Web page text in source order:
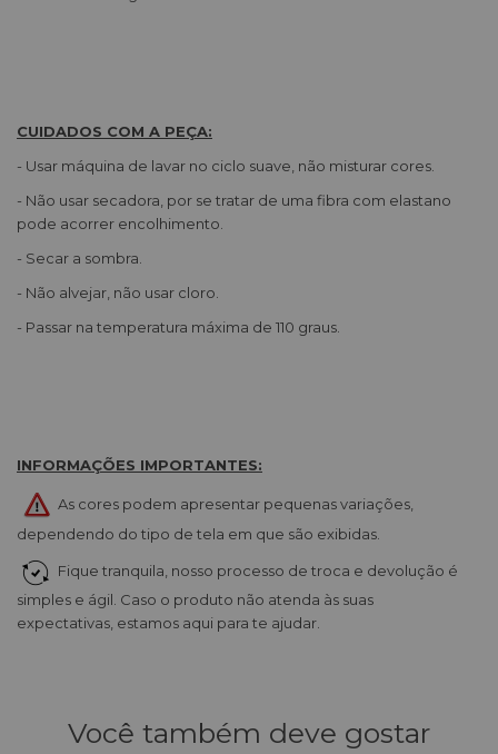
CUIDADOS COM A PEÇA:
- Usar máquina de lavar no ciclo suave, não misturar cores.
- Não usar secadora, por se tratar de uma fibra com elastano
pode acorrer encolhimento.
- Secar a sombra.
- Não alvejar, não usar cloro.
- Passar na temperatura máxima de 110 graus.
INFORMAÇÕES IMPORTANTES:
As cores podem apresentar pequenas variações,
dependendo do tipo de tela em que são exibidas.
Fique tranquila, nosso processo de troca e devolução é
simples e ágil. Caso o produto não atenda às suas
expectativas, estamos aqui para te ajudar.
Você também deve gostar